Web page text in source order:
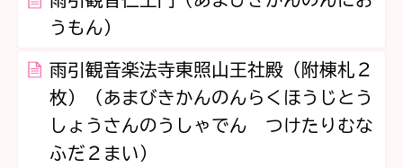
うもん）
雨引観音楽法寺東照山王社殿（附棟札２
枚）（あまびきかんのんらくほうじとう
しょうさんのうしゃでん つけたりむな
ふだ２まい）